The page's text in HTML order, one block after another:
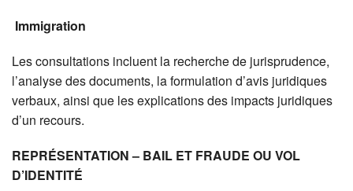
Immigration
Les consultations incluent la recherche de jurisprudence,
l’analyse des documents, la formulation d’avis juridiques
verbaux, ainsi que les explications des impacts juridiques
d’un recours.
REPRÉSENTATION – BAIL ET FRAUDE OU VOL
D’IDENTITÉ